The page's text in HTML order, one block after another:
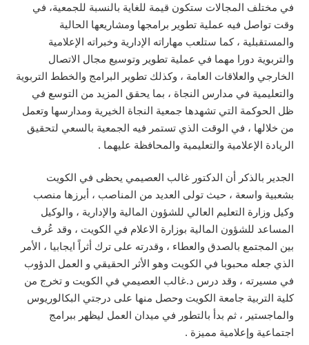
في مختلف المجالات ستكون قيمة للغاية بالنسبة للجمعية، في
وقت تواصل فيه عملية تطوير برامجها ومشاريعها الحالية
والمستقبلية ، كما ستلعب مهاراته الإدارية وخبراته الإعلامية
والتربوية دورا مهما في عملية تطوير وتوسيع مجال الاتصال
الخارجي والعلاقات العامة ، وكذلك تطوير البرامج والخطط التربوية
والتعليمية في مدارس النجاة ، بما يحقق المزيد من التوسع في
ظل الحوكمة التي تشهدها جمعية النجاة الخيرية ومدارسها وتعمل
من خلالها ، في الوقت الذي تستمر فيه الجمعية بالسعي لتحقيق
الريادة الإعلامية والتعليمية والمحافظة عليهما .
الجدير بالذكر أن الدكتور غالب العصيمي يحظى في الكويت
بشعبية واسعة ، حيث تولى العديد من المناصب ، أبرزها منصب
وكيل وزارة التعليم العالي للشؤون المالية والإدارية ، والوكيل
المساعد للشؤون المالية بوزارة الاعلام في الكويت ، وقد عُرف
بين المجتمع بالصدق والعطاء ، وقدرته على ترك أثراً ايجابيا ، الأمر
الذي جعله محبوبا في الكويت وهو الأثر الحقيقي و العمل الدؤوب
في مسيرته ، وقد درس د.غالب العصيمي في الكويت و تخرج من
كلية التربية جامعة الكويت وحصل منها على درجتي البكالوريوس
والماجستير ، ثم بدأ بالتطور في ميدان العمل ليظهر ببرامج
اجتماعية وإعلامية مميزة .